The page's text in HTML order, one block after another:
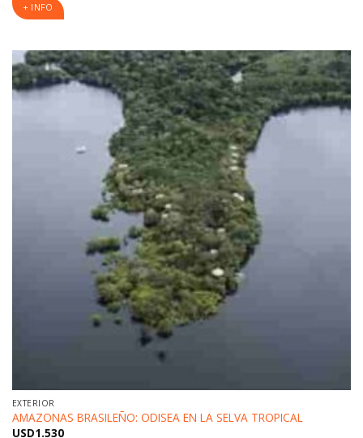
+ INFO
EXTERIOR
AMAZONAS BRASILEÑO: ODISEA EN LA SELVA TROPICAL
USD1.530